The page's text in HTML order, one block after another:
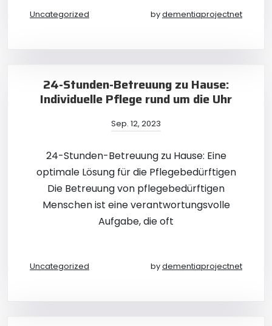
Uncategorized bydementiaprojectnet
24-Stunden-Betreuung zu Hause:
Individuelle Pflege rund um die Uhr
Sep. 12, 2023
24-Stunden-Betreuung zu Hause: Eine
optimale Lösung für die Pflegebedürftigen
Die Betreuung von pflegebedürftigen
Menschen ist eine verantwortungsvolle
Aufgabe, die oft
Uncategorized bydementiaprojectnet